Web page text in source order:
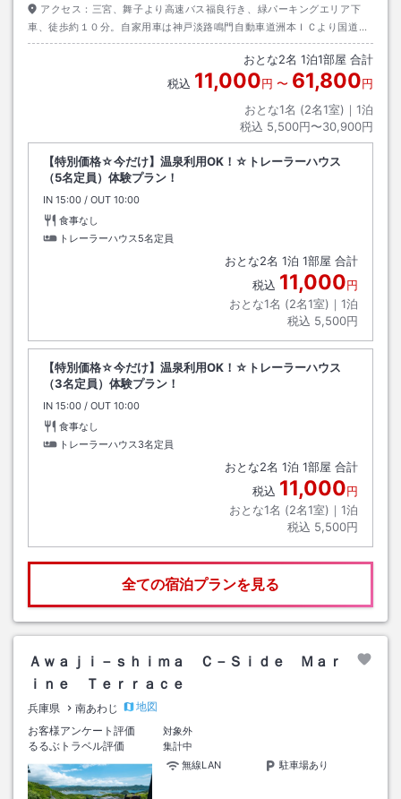
アクセス： 三宮、舞子より高速バス福良行き、緑パーキングエリア下
車、徒歩約１０分。自家用車は神戸淡路鳴門自動車道洲本ＩＣより国道２
８号線～県道１２５号線経由。約１０分。
おとな2名 1泊1部屋 合計
税込 11,000円 〜 61,800円
おとな1名 (2名1室)｜ 1泊
税込 5,500円〜30,900円
【特別価格☆今だけ】温泉利用OK！☆トレーラーハウス
（5名定員）体験プラン！
IN チェックイン
15:00 / OUT チェックアウト
10:00
食事なし
トレーラーハウス5名定員
おとな2名 1泊 1部屋 合計
税込 11,000円
おとな1名 (2名1室)｜ 1泊
税込 5,500円
【特別価格☆今だけ】温泉利用OK！☆トレーラーハウス
（3名定員）体験プラン！
IN チェックイン
15:00 / OUT チェックアウト
10:00
食事なし
トレーラーハウス3名定員
おとな2名 1泊 1部屋 合計
税込 11,000円
おとな1名 (2名1室)｜ 1泊
税込 5,500円
全ての宿泊プランを見る
Ａｗａｊｉ－ｓｈｉｍａ Ｃ－Ｓｉｄｅ Ｍａｒ
ｉｎｅ Ｔｅｒｒａｃｅ
兵庫県 南あわじ
地図
お客様アンケート評価
対象外
るるぶトラベル評価
集計中
無線LAN
駐車場あり